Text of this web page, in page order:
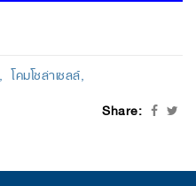
โคมโซล่าเซลล์
Share: